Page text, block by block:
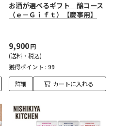
お酒が選べるギフト 醸コース
（ｅ－Ｇｉｆｔ）【慶事用】
9,900円
(送料・税込)
獲得ポイント : 99
詳細 カートに入れる